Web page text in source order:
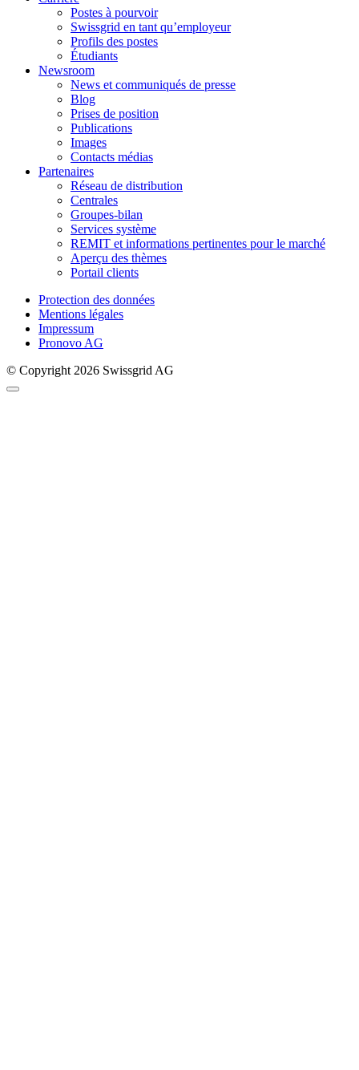
Postes à pourvoir
Swissgrid en tant qu’employeur
Profils des postes
Étudiants
Newsroom
News et communiqués de presse
Blog
Prises de position
Publications
Images
Contacts médias
Partenaires
Réseau de distribution
Centrales
Groupes-bilan
Services système
REMIT et informations pertinentes pour le marché
Aperçu des thèmes
Portail clients
Protection des données
Mentions légales
Impressum
Pronovo AG
© Copyright 2026 Swissgrid AG